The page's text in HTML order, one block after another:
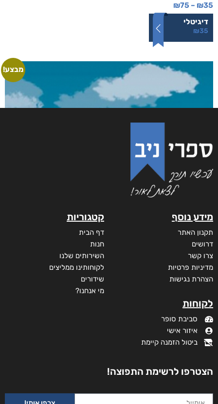
₪35
–
₪75
דיגיטלי
₪35
מבצע!
מידע נוסף
תקנון האתר
דרושים
צרו קשר
מדיניות פרטיות
הצהרת נגישות
לקוחות
סביבת סופר
איזור אישי
ביטול הזמנה קיימת
קטגוריות
דף הבית
חנות
השירותים שלנו
לקוחותינו ממליצים
שידורים
מי אנחנו?
הצטרפו לרשימת התפוצה!